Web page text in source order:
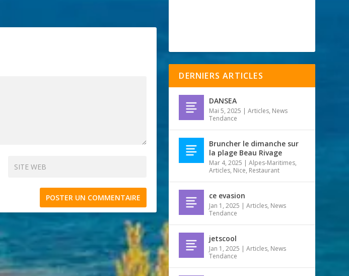
DERNIERS ARTICLES
DANSEA
Mai 5, 2025 |Articles, News
Tendance
Bruncher le dimanche sur
la plage Beau Rivage
Mar 4, 2025 |Alpes-Maritimes,
Articles, Nice, Restaurant
ce evasion
Jan 1, 2025 |Articles, News
Tendance
jetscool
Jan 1, 2025 |Articles, News
Tendance